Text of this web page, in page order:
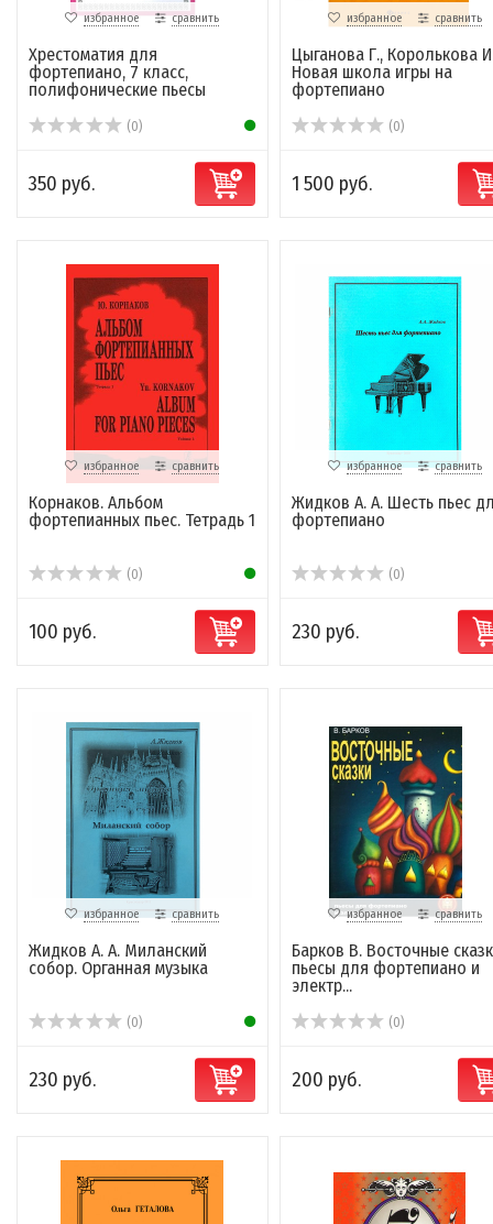
избранное сравнить
Хрестоматия для
фортепиано, 7 класс,
полифонические пьесы
(0)
350 руб.
избранное сравнить
Цыганова Г., Королькова
Новая школа игры на
фортепиано
(0)
1 500 руб.
избранное сравнить
Корнаков. Альбом
фортепианных пьес. Тетрадь 1
(0)
100 руб.
избранное сравнить
Жидков А. А. Шесть пьес
фортепиано
(0)
230 руб.
избранное сравнить
Жидков А. А. Миланский
собор. Органная музыка
(0)
230 руб.
избранное сравнить
Барков В. Восточные
пьесы для фортепиано и
электр...
(0)
200 руб.